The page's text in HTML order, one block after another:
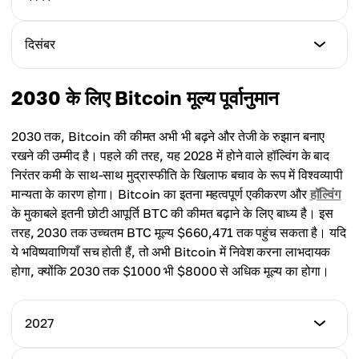
$100,200
अधिकतम मूल्य
$112,500
अधिकतम मूल्य
$114,800
न्यूनतम मूल्य
अधिकतम मूल्य
औसत मूल्य
$125,200
दिसंबर
न्यूनतम मूल्य
$123,957
अधिकतम मूल्य
$128,500
औसत मूल्य
$127,600
2030 के लिए Bitcoin मूल्य पूर्वानुमान
2030 तक, Bitcoin की कीमत अभी भी बढ़ने और तेजी के रुझान बनाए
रखने की उम्मीद है। पहले की तरह, यह 2028 में होने वाले हॉल्विंग के बाद
निरंतर कमी के साथ-साथ मुद्रास्फीति के खिलाफ बचाव के रूप में विश्वव्यापी
मान्यता के कारण होगा। Bitcoin का इतना महत्वपूर्ण एकीकरण औरहॉल्विंग
के मुकाबले इतनी छोटी आपूर्ति BTC की कीमत बढ़ाने के लिए बाध्य है। इस
तरह, 2030 तक उच्चतम BTC मूल्य $660,471 तक पहुंच सकता है। यदि
ये भविष्यवाणियाँ सच होती हैं, तो अभी Bitcoin में निवेश करना लाभदायक
होगा, क्योंकि 2030 तक $1000 भी $8000 से अधिक मूल्य का होगा।
2027